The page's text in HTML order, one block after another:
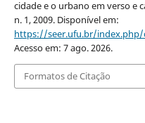
cidade e o urbano em verso e
n. 1, 2009. Disponível em:
https://seer.ufu.br/
Acesso em: 7 ago. 2026.
Formatos de Citação